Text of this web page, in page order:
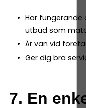
Har
utbud som
Är van vid
Ger dig bra
7. En